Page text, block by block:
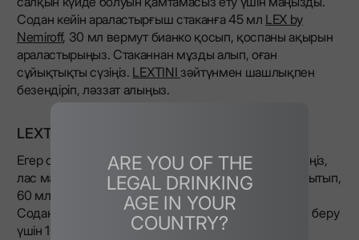
ARE YOU OF THE
LEGAL DRINKING
AGE IN YOUR
COUNTRY?
Содан кейін араластырғыш стаканға 45 мл LEX by
Nemiroff, 30 мл вермут бианко қосып, қоспаны ақырын
араластырыңыз. Стаканнан мұзды алып, оған
сұйықтықты сүзіңіз. LEXTINI зәйтүнмен шашлықпен
безендіріп, ләззат алыңыз.
LEXTINI (лас нұсқасы)
Егер сіз неғұрлым қарқынды дәм опциясын іздесеңіз,
лас мартини сізге арналған. Алдымен стақанды суытып,
60 мл LEX by Nemiroff 10 мл вермутпен біріктіріңіз.
Содан кейін коктейльге бай және аздап тұзды дәм беру
үшін 10-15 мл зәйтүн тұзды ерітіндісін қосыңыз.